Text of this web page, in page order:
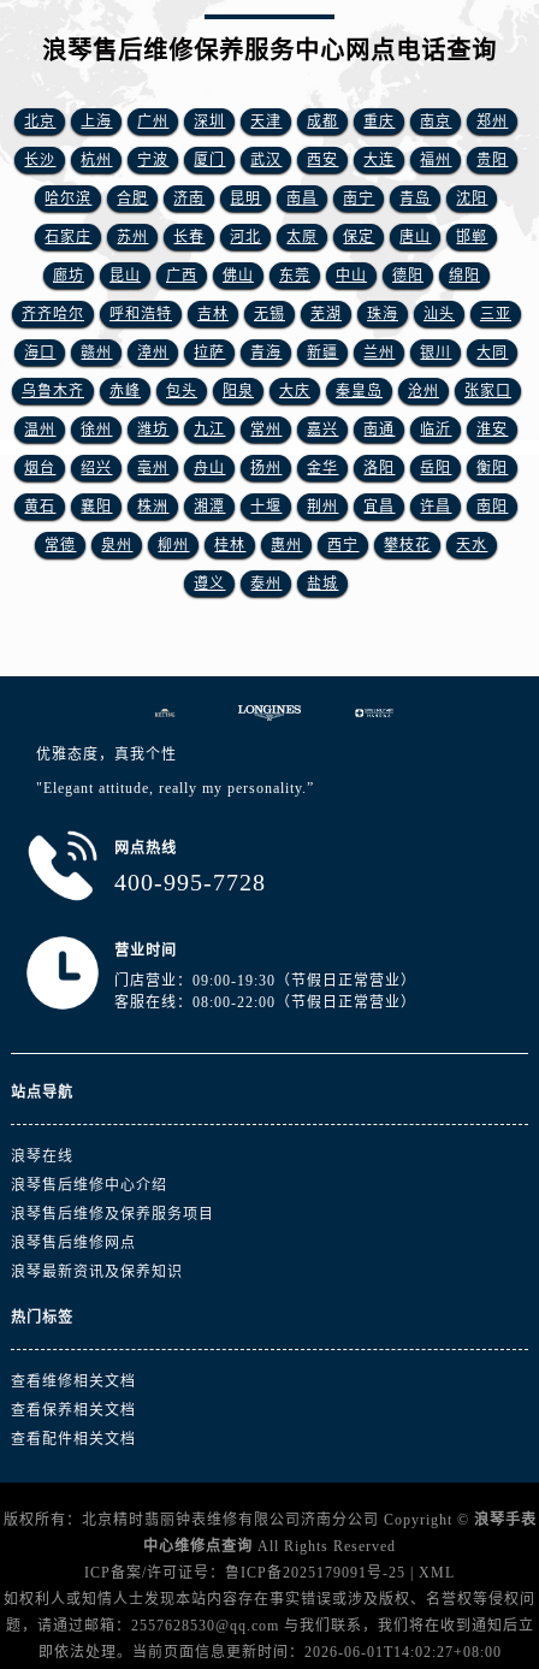
江西省吉安市吉州区井冈山大道浪琴售后服务中心（需提前预约）
江西省九江市浔阳区浔阳路浪琴售后服务中心（需提前预约）
江西省南昌市红谷滩新区红谷中大道998号绿地双子塔（中央广场）A1座办公楼14层1407室浪琴售后服务中心（需提前预约）
江西省萍乡市安源区萍安北大道与康庄路交叉口浪琴售后服务中心（需提前预约）
江西省上饶市信州区滨江西路浪琴售后服务中心（需提前预约）
江西省新余市渝水区北湖西路浪琴售后服务中心（需提前预约）
江西省宜春市袁州区中山中路浪琴售后服务中心（需提前预约）
江西省鹰潭市月湖区胜利东路浪琴售后服务中心（需提前预约）
山东省德州市德城区东风中路浪琴售后服务中心（需提前预约）
山东省东营市东营区济南路浪琴售后服务中心（需提前预约）
山东省济南市历下区经十路11111号华润中心写字楼（万象城）15层1508室浪琴售后服务中心（需提前预约）
山东省济宁市任城区太白楼路浪琴售后服务中心（需提前预约）
山东省莱芜市文化南路8号银座商城名表维修一楼名表维修浪琴售后服务中心（需提前预约）
山东省临沂市兰山区解放路浪琴售后服务中心（需提前预约）
山东省日照市东港区烟台路浪琴售后服务中心（需提前预约）
广东省广州市越秀区环市东路371-375号世界贸易中心大厦南塔15层1507室浪琴售后服务中心（需提前预约）
广东省江门市蓬江区广场西路浪琴售后服务中心（需提前预约）
广东省揭阳市榕城进贤门步行街浪琴售后服务中心（需提前预约）
浪琴售后维修保养服务中心网点电话查询
北京 上海 广州 深圳 天津 成都 重庆 南京 郑州
长沙 杭州 宁波 厦门 武汉 西安 大连 福州 贵阳
哈尔滨 合肥 济南 昆明 南昌 南宁 青岛 沈阳
石家庄 苏州 长春 河北 太原 保定 唐山 邯郸
廊坊 昆山 广西 佛山 东莞 中山 德阳 绵阳
齐齐哈尔 呼和浩特 吉林 无锡 芜湖 珠海 汕头 三亚
海口 赣州 漳州 拉萨 青海 新疆 兰州 银川 大同
乌鲁木齐 赤峰 包头 阳泉 大庆 秦皇岛 沧州 张家口
温州 徐州 潍坊 九江 常州 嘉兴 南通 临沂 淮安
烟台 绍兴 亳州 舟山 扬州 金华 洛阳 岳阳 衡阳
黄石 襄阳 株洲 湘潭 十堰 荆州 宜昌 许昌 南阳
常德 泉州 柳州 桂林 惠州 西宁 攀枝花 天水
遵义 泰州 盐城
优雅态度，真我个性
"Elegant attitude, really my personality.”
网点热线
400-995-7728
营业时间
门店营业：09:00-19:30（节假日正常营业）
客服在线：08:00-22:00（节假日正常营业）
站点导航
浪琴在线
浪琴售后维修中心介绍
浪琴售后维修及保养服务项目
浪琴售后维修网点
浪琴最新资讯及保养知识
热门标签
查看维修相关文档
查看保养相关文档
查看配件相关文档
版权所有：北京精时翡丽钟表维修有限公司济南分公司 Copyright © 浪琴手表
中心维修点查询 All Rights Reserved
ICP备案/许可证号： 鲁ICP备2025179091号-25 | XML
如权利人或知情人士发现本站内容存在事实错误或涉及版权、名誉权等侵权问
题，请通过邮箱：2557628530@qq.com 与我们联系，我们将在收到通知后立
即依法处理。当前页面信息更新时间：2026-06-01T14:02:27+08:00